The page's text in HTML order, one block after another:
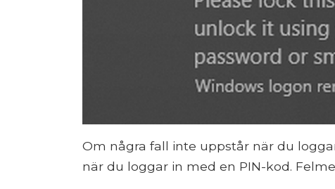
Om några fall inte uppstår när du
när du loggar in med en PIN-kod.